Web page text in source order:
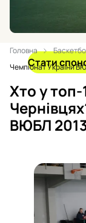
Стати
Головна
Чемпіонат України
Хто у топ-
ВЮБЛ